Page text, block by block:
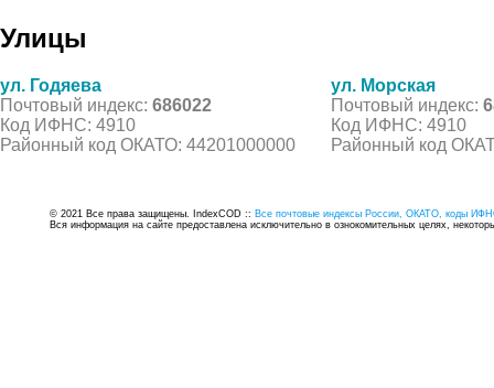
Улицы
ул. Годяева
Почтовый индекс: 686022
Код ИФНС: 4910
Районный код ОКАТО: 44201000000
ул. Морская
Почтовый индекс:
Код ИФНС: 4910
Районный код
© 2021 Все права защищены. IndexCOD :: Все почтовые индексы России, ОКАТО, коды
Вся информация на сайте предоставлена исключительно в ознокомительных целях,